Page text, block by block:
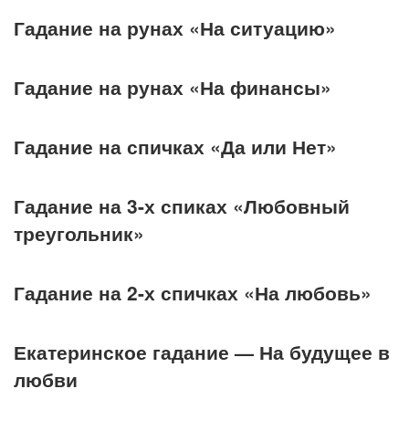
Гадание на рунах «На ситуацию»
Гадание на рунах «На финансы»
Гадание на спичках «Да или Нет»
Гадание на 3-х спиках «Любовный
треугольник»
Гадание на 2-х спичках «На любовь»
Екатеринское гадание — На будущее в
любви